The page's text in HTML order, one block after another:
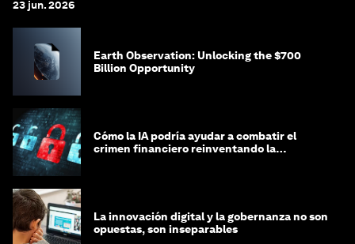
23 jun. 2026
Earth Observation: Unlocking the $700
Billion Opportunity
Cómo la IA podría ayudar a combatir el
crimen financiero reinventando la
La innovación digital y la gobernanza no son
opuestas, son inseparables